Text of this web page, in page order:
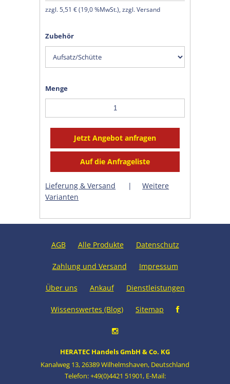
zzgl.5,51 € (19,0 %MwSt.), zzgl. Versand
Zubehör
Menge
Lieferung & Versand |
Weitere
Varianten
AGB Alle Produkte Datenschutz
Zahlung und Versand Impressum
Über uns Ankauf Dienstleistungen
Wissenswertes (Blog) Sitemap
HERATEC Handels GmbH & Co. KG
Kanalweg 13,26389 Wilhelmshaven, Deutschland
Telefon: +49(0)4421 51901, E-Mail: